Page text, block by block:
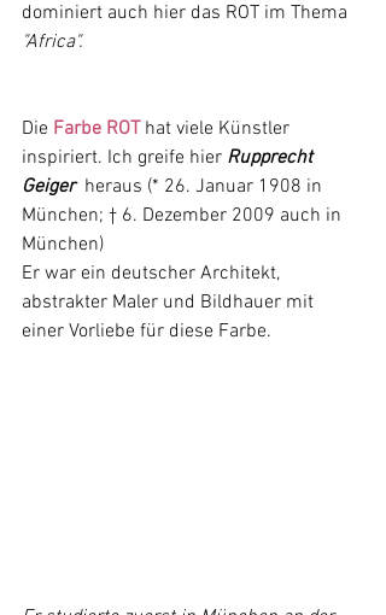
dominiert auch hier das ROT im Thema
"Africa".
Die Farbe ROT hat viele Künstler
inspiriert. Ich greife hier Rupprecht
Geiger heraus (* 26. Januar 1908 in
München; † 6. Dezember 2009 auch in
München)
Er war ein deutscher Architekt,
abstrakter Maler und Bildhauer mit
einer Vorliebe für diese Farbe.